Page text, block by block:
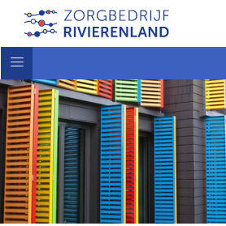
Toggle
navigatie